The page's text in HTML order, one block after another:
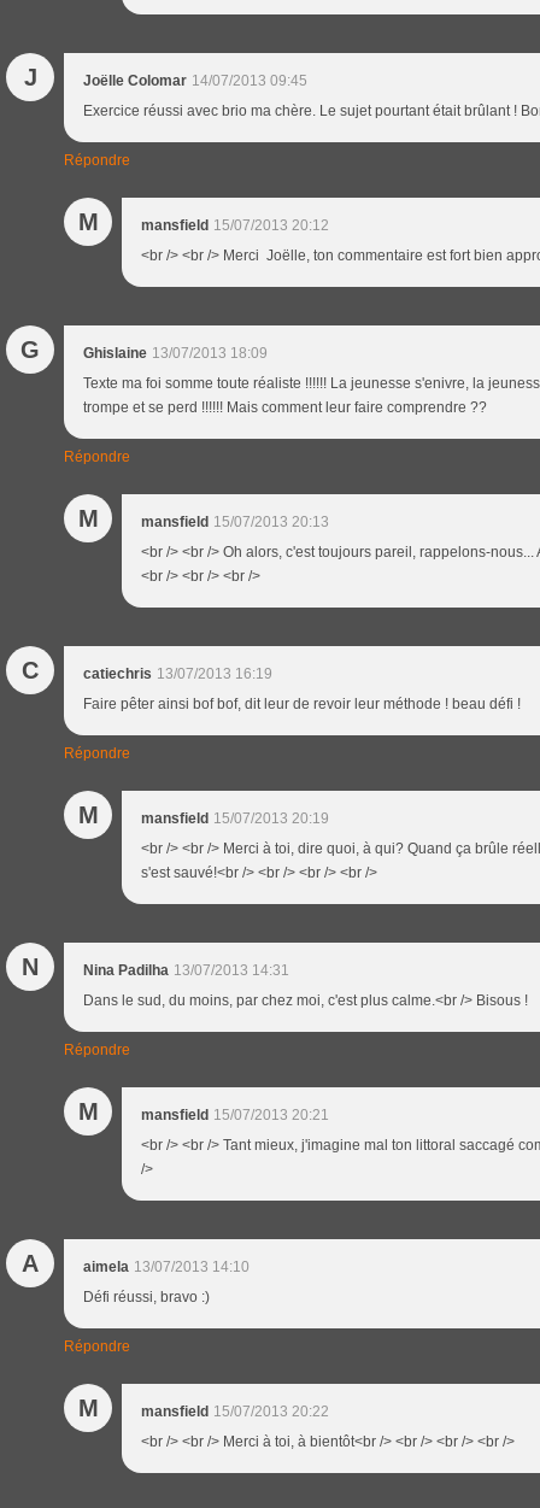
J Joëlle Colomar 14/07/2013 09:45
Exercice réussi avec brio ma chère. Le sujet pourtant était brûlant !
Répondre
M mansfield 15/07/2013 20:12
<br /> <br /> Merci Joëlle, ton commentaire est fort bien
G Ghislaine 13/07/2013 18:09
Texte ma foi somme toute réaliste !!!!!! La jeunesse s'enivre, la
trompe et se perd !!!!!! Mais comment leur faire comprendre ??
Répondre
M mansfield 15/07/2013 20:13
<br /> <br /> Oh alors, c'est toujours pareil, rappelons-nous...
<br /> <br /> <br />
C catiechris 13/07/2013 16:19
Faire pêter ainsi bof bof, dit leur de revoir leur méthode ! beau défi !
Répondre
M mansfield 15/07/2013 20:19
<br /> <br /> Merci à toi, dire quoi, à qui? Quand ça brûle
s'est sauvé!<br /> <br /> <br /> <br />
N Nina Padilha 13/07/2013 14:31
Dans le sud, du moins, par chez moi, c'est plus calme.<br /> Bisous !
Répondre
M mansfield 15/07/2013 20:21
<br /> <br /> Tant mieux, j'imagine mal ton littoral saccagé
/>
A aimela 13/07/2013 14:10
Défi réussi, bravo :)
Répondre
M mansfield 15/07/2013 20:22
<br /> <br /> Merci à toi, à bientôt<br /> <br /> <br /> <br />